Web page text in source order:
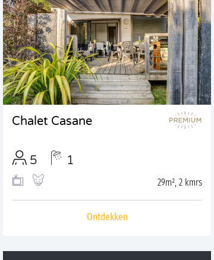
Chalet Casane
5 1
29m², 2 kmrs
Ontdekken